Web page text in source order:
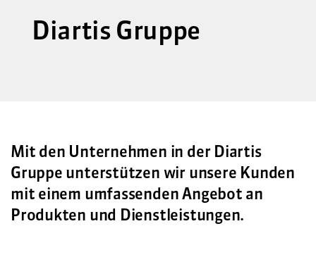
Diartis Gruppe
Mit den Unternehmen in der Diartis
Gruppe unterstützen wir unsere Kunden
mit einem umfassenden Angebot an
Produkten und Dienstleistungen.